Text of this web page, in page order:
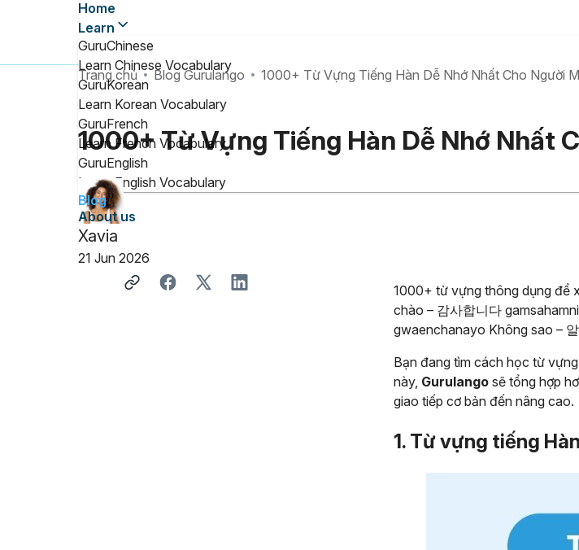
Home
Learn
GuruChinese
Learn Chinese Vocabulary
GuruKorean
Learn Korean Vocabulary
GuruFrench
Learn French Vocabulary
GuruEnglish
Learn English Vocabulary
Blog
About us
Trang chủ Blog Gurulango 1000+ Từ Vựng Tiếng Hàn Dễ Nhớ Nhất Cho Người
1000+ Từ Vựng Tiếng Hàn Dễ Nhớ Nhất
Xavia
21 Jun 2026
1000+ từ vựng thông dụng để
chào – 감사합니다
gwaenchanayo Không sao –
Bạn đang tìm cách học từ
này, Gurulango sẽ tổng hợp
giao tiếp cơ bản đến nâng cao.
1. Từ vựng tiếng